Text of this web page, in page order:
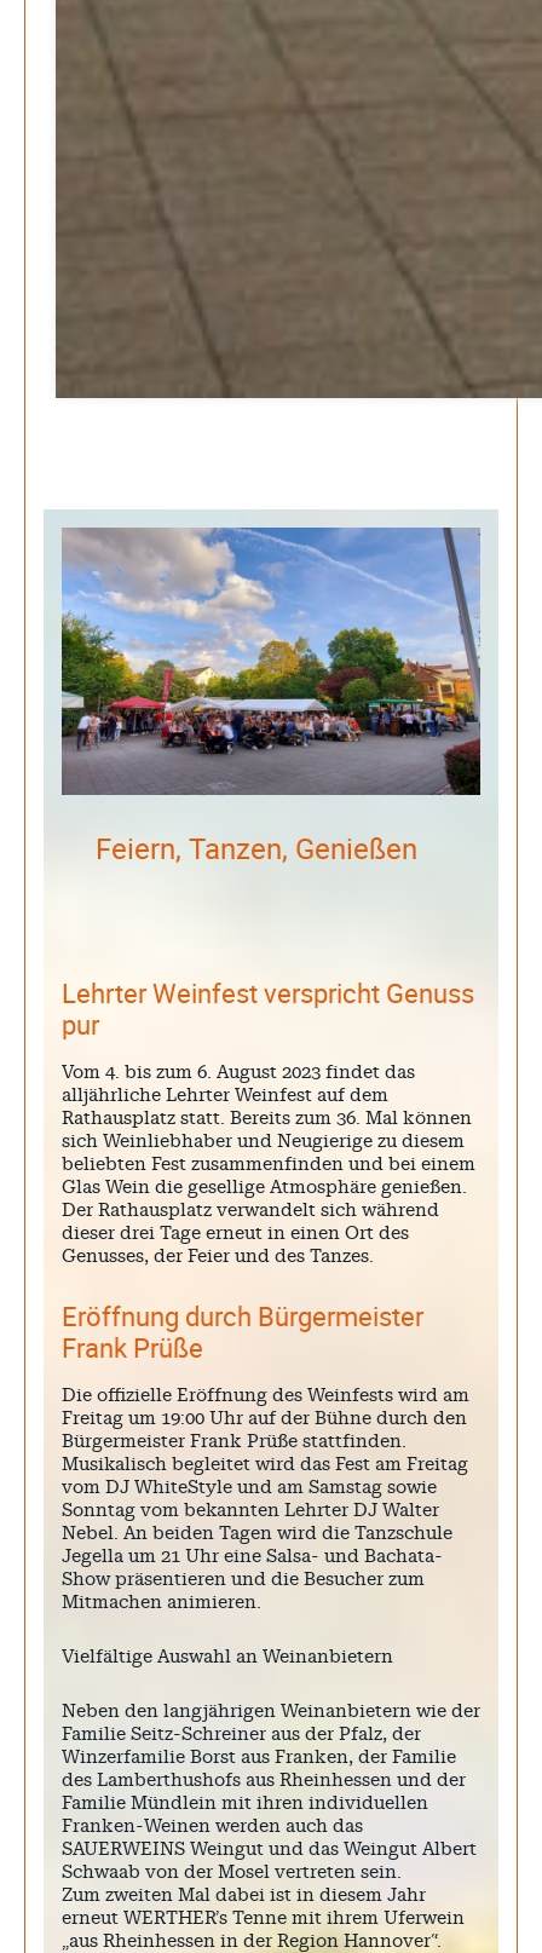
Patrick Reinisch-Fahrland
E-Mobilität und Automatisierung – Revolution oder
soziale Krise?
EU – Getränkeverschluss – Verordnung als
Be-The.News
KONTAKT
Archive
August 2026
Juli 2026
Juni 2026
März 2026Feiern, Tanzen, Genießen
Lehrter Weinfest verspricht Genuss
pur
Vom 4. bis zum 6. August 2023 findet das
alljährliche Lehrter Weinfest auf dem
Rathausplatz statt. Bereits zum 36. Mal können
sich Weinliebhaber und Neugierige zu diesem
beliebten Fest zusammenfinden und bei einem
Glas Wein die gesellige Atmosphäre genießen.
Der Rathausplatz verwandelt sich während
dieser drei Tage erneut in einen Ort des
Genusses, der Feier und des Tanzes.
Eröffnung durch Bürgermeister
Frank Prüße
Die offizielle Eröffnung des Weinfests wird am
Freitag um 19:00 Uhr auf der Bühne durch den
Bürgermeister Frank Prüße stattfinden.
Musikalisch begleitet wird das Fest am Freitag
vom DJ WhiteStyle und am Samstag sowie
Sonntag vom bekannten Lehrter DJ Walter
Nebel. An beiden Tagen wird die Tanzschule
Jegella um 21 Uhr eine Salsa- und Bachata-
Show präsentieren und die Besucher zum
Mitmachen animieren.
Vielfältige Auswahl an Weinanbietern
Neben den langjährigen Weinanbietern wie der
Familie Seitz-Schreiner aus der Pfalz, der
Winzerfamilie Borst aus Franken, der Familie
des Lamberthushofs aus Rheinhessen und der
Familie Mündlein mit ihren individuellen
Franken-Weinen werden auch das
SAUERWEINS Weingut und das Weingut Albert
Schwaab von der Mosel vertreten sein.
Zum zweiten Mal dabei ist in diesem Jahr
erneut WERTHER’s Tenne mit ihrem Uferwein
„aus Rheinhessen in der Region Hannover“.